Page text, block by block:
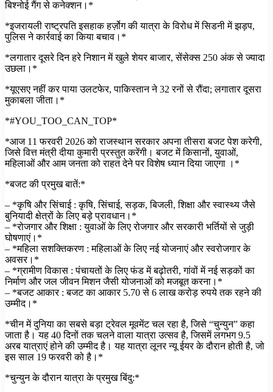
बिश्नोई गैंग से कनेक्शन।*
*इजरायली राष्ट्रपति इसहाक हर्ज़ोग की यात्रा के विरोध में सिडनी में झड़प,
पुलिस ने कार्रवाई का किया बचाव।*
*लगातार दूसरे दिन हरे निशान में खुले शेयर बाजार, सेंसेक्स 250 अंक से ज्यादा
उछला।*
*यूएसए नहीं कर पाया उलटफेर, पाकिस्तान ने 32 रनों से रौंदा; लगातार दूसरा
मुकाबला जीता।*
*#YOU_TOO_CAN_TOP*
*आज 11 फरवरी 2026 को राजस्थान सरकार अपना तीसरा बजट पेश करेगी,
जिसे वित्त मंत्री दीया कुमारी प्रस्तुत करेंगी। बजट में किसानों, युवाओं,
महिलाओं और आम जनता को राहत देने पर विशेष ध्यान दिया जाएगा ।*
*बजट की प्रमुख बातें:*
– *कृषि और सिंचाई : कृषि, सिंचाई, सड़क, बिजली, शिक्षा और स्वास्थ्य जैसे
बुनियादी क्षेत्रों के लिए बड़े प्रावधान।*
– *रोजगार और शिक्षा : युवाओं के लिए रोजगार और सरकारी भर्तियों से जुड़ी
घोषणाएं।*
– *महिला सशक्तिकरण : महिलाओं के लिए नई योजनाएं और स्वरोजगार के
अवसर।*
– *ग्रामीण विकास : पंचायतों के लिए फंड में बढ़ोतरी, गांवों में नई सड़कों का
निर्माण और जल जीवन मिशन जैसी योजनाओं को मजबूत करना।*
– *बजट आकार : बजट का आकार 5.70 से 6 लाख करोड़ रुपये तक रहने की
उम्मीद।*
*चीन में दुनिया का सबसे बड़ा ट्रेवल मूवमेंट चल रहा है, जिसे “चुन्युन” कहा
जाता है। यह 40 दिनों तक चलने वाला यात्रा उत्सव है, जिसमें लगभग 9.5
अरब यात्राएं होने की उम्मीद है। यह यात्रा लूनर न्यू ईयर के दौरान होती है, जो
इस साल 19 फरवरी को है।*
*चुन्युन के दौरान यात्रा के प्रमुख बिंदु:*